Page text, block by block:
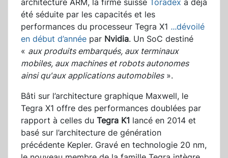
architecture ARM, la firme suisse Toradex a déjà
été séduite par les capacités et les
performances du processeur Tegra X1 ...dévoilé
en début d’année par Nvidia. Un SoC destiné
« aux produits embarqués, aux terminaux
mobiles, aux machines et robots autonomes
ainsi qu'aux applications automobiles».
Bâti sur l’architecture graphique Maxwell, le
Tegra X1 offre des performances doublées par
rapport à celles du Tegra K1 lancé en 2014 et
basé sur l’architecture de génération
précédente Kepler. Gravé en technologie 20 nm,